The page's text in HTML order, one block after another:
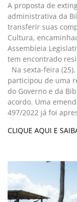
A proposta de
administrativa da
transferir suas
Cultura,
Assembleia
tem encontrado
Na sexta-feira
participou de uma
do Governo e da
acordo. Uma
497/2022 já foi
CLIQUE AQUI E